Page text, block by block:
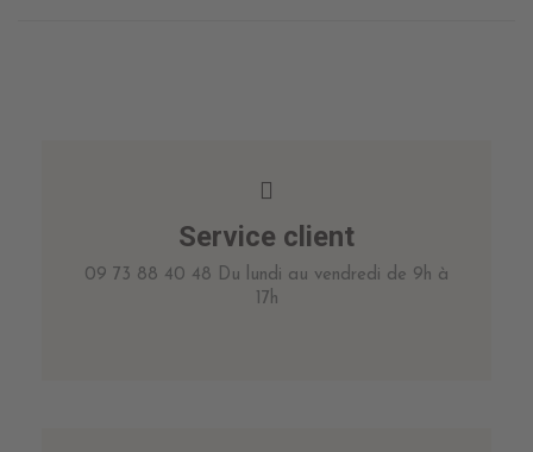
Service client
09 73 88 40 48 Du lundi au vendredi de 9h à
17h